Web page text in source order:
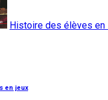
Histoire des élèves en
en jeux